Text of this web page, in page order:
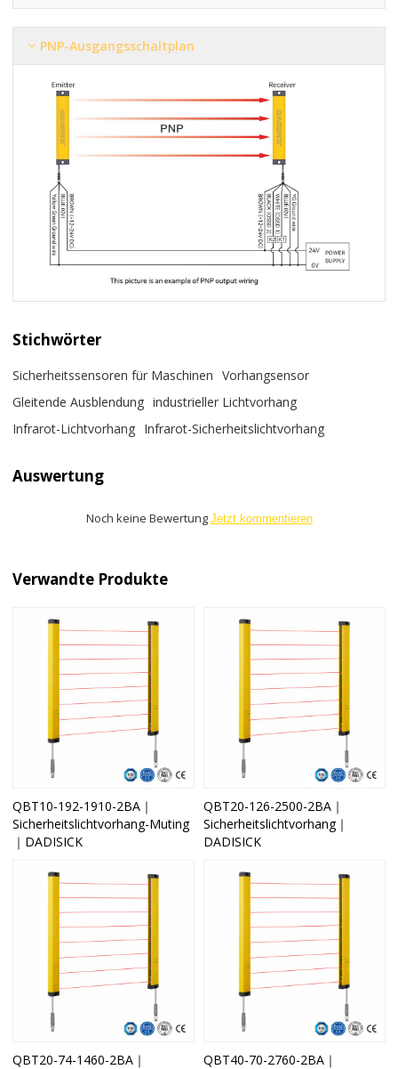
PNP-Ausgangsschaltplan
Stichwörter
Sicherheitssensoren für Maschinen
Vorhangsensor
Gleitende Ausblendung industrieller Lichtvorhang
Infrarot-Lichtvorhang Infrarot-Sicherheitslichtvorhang
Auswertung
Noch keine Bewertung Jetzt kommentieren
Verwandte Produkte
QBT10-192-1910-2BA｜
Sicherheitslichtvorhang-Muting
｜DADISICK
QBT20-126-2500-2BA｜
Sicherheitslichtvorhang｜
DADISICK
QBT20-74-1460-2BA｜
QBT40-70-2760-2BA｜